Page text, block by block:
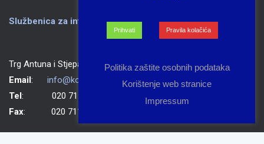
Službenica za informiranje Grada Korčule
Trg Antuna i Stjepana Radića 1, 20260 Korčula
Email: info@korcula.hr
Tel: 020 711 150
Fax: 020 711 702
Prihvati Pravila kolačića
Politika zaštite osobnih podataka
Korištenje web stranice
Impressum